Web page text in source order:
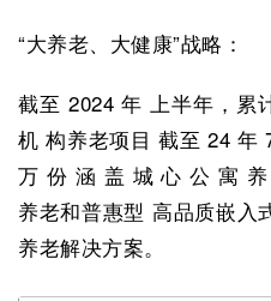
“大养老、大健康”战略：
截至 2024 年 上半年，累
机 构养老项目 截至 24
万 份 涵 盖 城 心 公 寓
养老和普惠型 高品质嵌入
养老解决方案。